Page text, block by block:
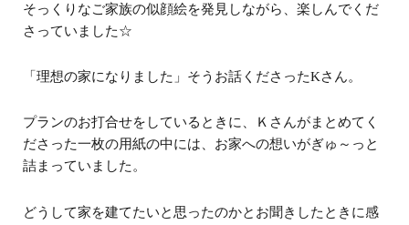
そっくりなご家族の似顔絵を発見しながら、楽しんでくだ
さっていました☆
「理想の家になりました」そうお話くださったKさん。
プランのお打合せをしているときに、Ｋさんがまとめてく
ださった一枚の用紙の中には、お家への想いがぎゅ～っと
詰まっていました。
どうして家を建てたいと思ったのかとお聞きしたときに感